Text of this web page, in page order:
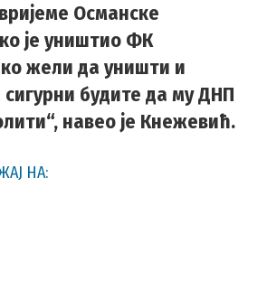
Османске
је уништио ФК
жели да уништи и
сигурни будите да му ДНП
навео је Кнежевић.
НА: